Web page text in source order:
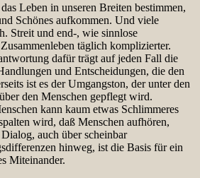
Leben in unseren Breiten bestimmen,
Schönes aufkommen. Und viele
Streit und end-, wie sinnlose
täglich komplizierter.
dafür trägt auf jeden Fall die
und Entscheidungen, die den
ist es der Umgangston, der unter den
den Menschen gepflegt wird.
kann kaum etwas Schlimmeres
wird, daß Menschen aufhören,
auch über scheinbar
hinweg, ist die Basis für ein
Miteinander.